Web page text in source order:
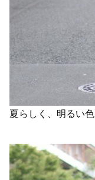
夏らしく、明るい